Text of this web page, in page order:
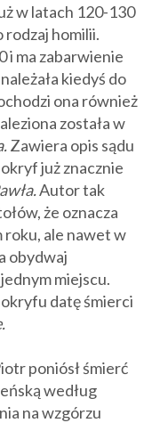
w latach 120-130
rodzaj homilii.
i ma zabarwienie
należała kiedyś do
ona również
została w
Zawiera opis sądu
już znacznie
Autor tak
że oznacza
roku, ale nawet w
obydwaj
miejscu.
datę śmierci
poniósł śmierć
według
na wzgórzu